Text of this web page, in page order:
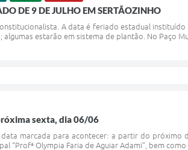
DE 9 DE JULHO EM SERTÃOZINHO
A data é feriado estadual
estarão em sistema de plantão. No Paço
sexta, dia 06/06
marcada para acontecer: a partir do próximo
“Profª Olympia Faria de Aguiar Adami”, bem